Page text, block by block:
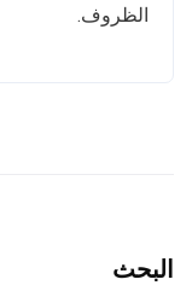
الظروف.
البحث